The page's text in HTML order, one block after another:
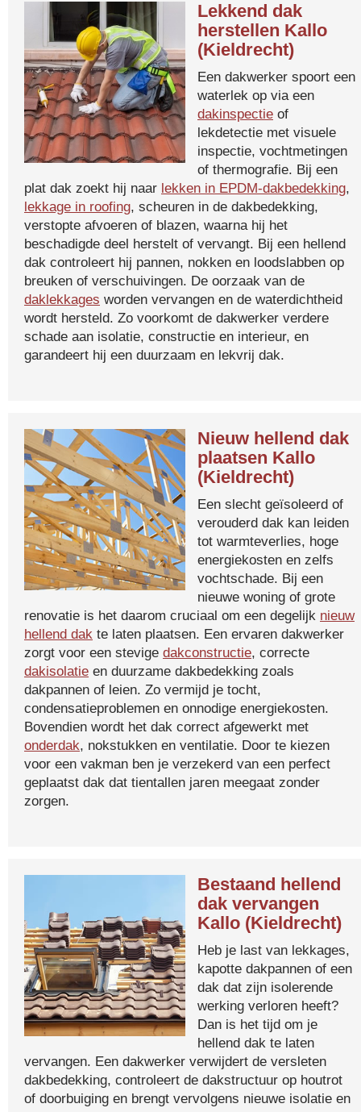
Lekkend dak
herstellen Kallo
(Kieldrecht)
Een dakwerker spoort een
waterlek op via een
dakinspectie of
lekdetectie met visuele
inspectie, vochtmetingen
of thermografie. Bij een
plat dak zoekt hij naar lekken in EPDM-dakbedekking,
lekkage in roofing, scheuren in de dakbedekking,
verstopte afvoeren of blazen, waarna hij het
beschadigde deel herstelt of vervangt. Bij een hellend
dak controleert hij pannen, nokken en loodslabben op
breuken of verschuivingen. De oorzaak van de
daklekkages worden vervangen en de waterdichtheid
wordt hersteld. Zo voorkomt de dakwerker verdere
schade aan isolatie, constructie en interieur, en
garandeert hij een duurzaam en lekvrij dak.
Nieuw hellend dak
plaatsen Kallo
(Kieldrecht)
Een slecht geïsoleerd of
verouderd dak kan leiden
tot warmteverlies, hoge
energiekosten en zelfs
vochtschade. Bij een
nieuwe woning of grote
renovatie is het daarom cruciaal om een degelijk nieuw
hellend dak te laten plaatsen. Een ervaren dakwerker
zorgt voor een stevige dakconstructie, correcte
dakisolatie en duurzame dakbedekking zoals
dakpannen of leien. Zo vermijd je tocht,
condensatieproblemen en onnodige energiekosten.
Bovendien wordt het dak correct afgewerkt met
onderdak, nokstukken en ventilatie. Door te kiezen
voor een vakman ben je verzekerd van een perfect
geplaatst dak dat tientallen jaren meegaat zonder
zorgen.
Bestaand hellend
dak vervangen
Kallo (Kieldrecht)
Heb je last van lekkages,
kapotte dakpannen of een
dak dat zijn isolerende
werking verloren heeft?
Dan is het tijd om je
hellend dak te laten
vervangen. Een dakwerker verwijdert de versleten
dakbedekking, controleert de dakstructuur op houtrot
of doorbuiging en brengt vervolgens nieuwe isolatie en